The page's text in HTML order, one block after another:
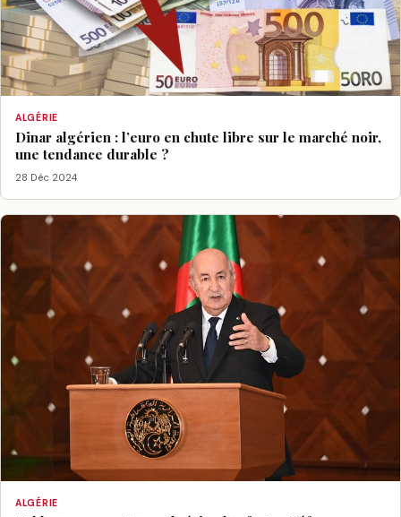
ALGÉRIE
Dinar algérien : l’euro en chute libre sur le marché noir,
une tendance durable ?
28 Déc 2024
ALGÉRIE